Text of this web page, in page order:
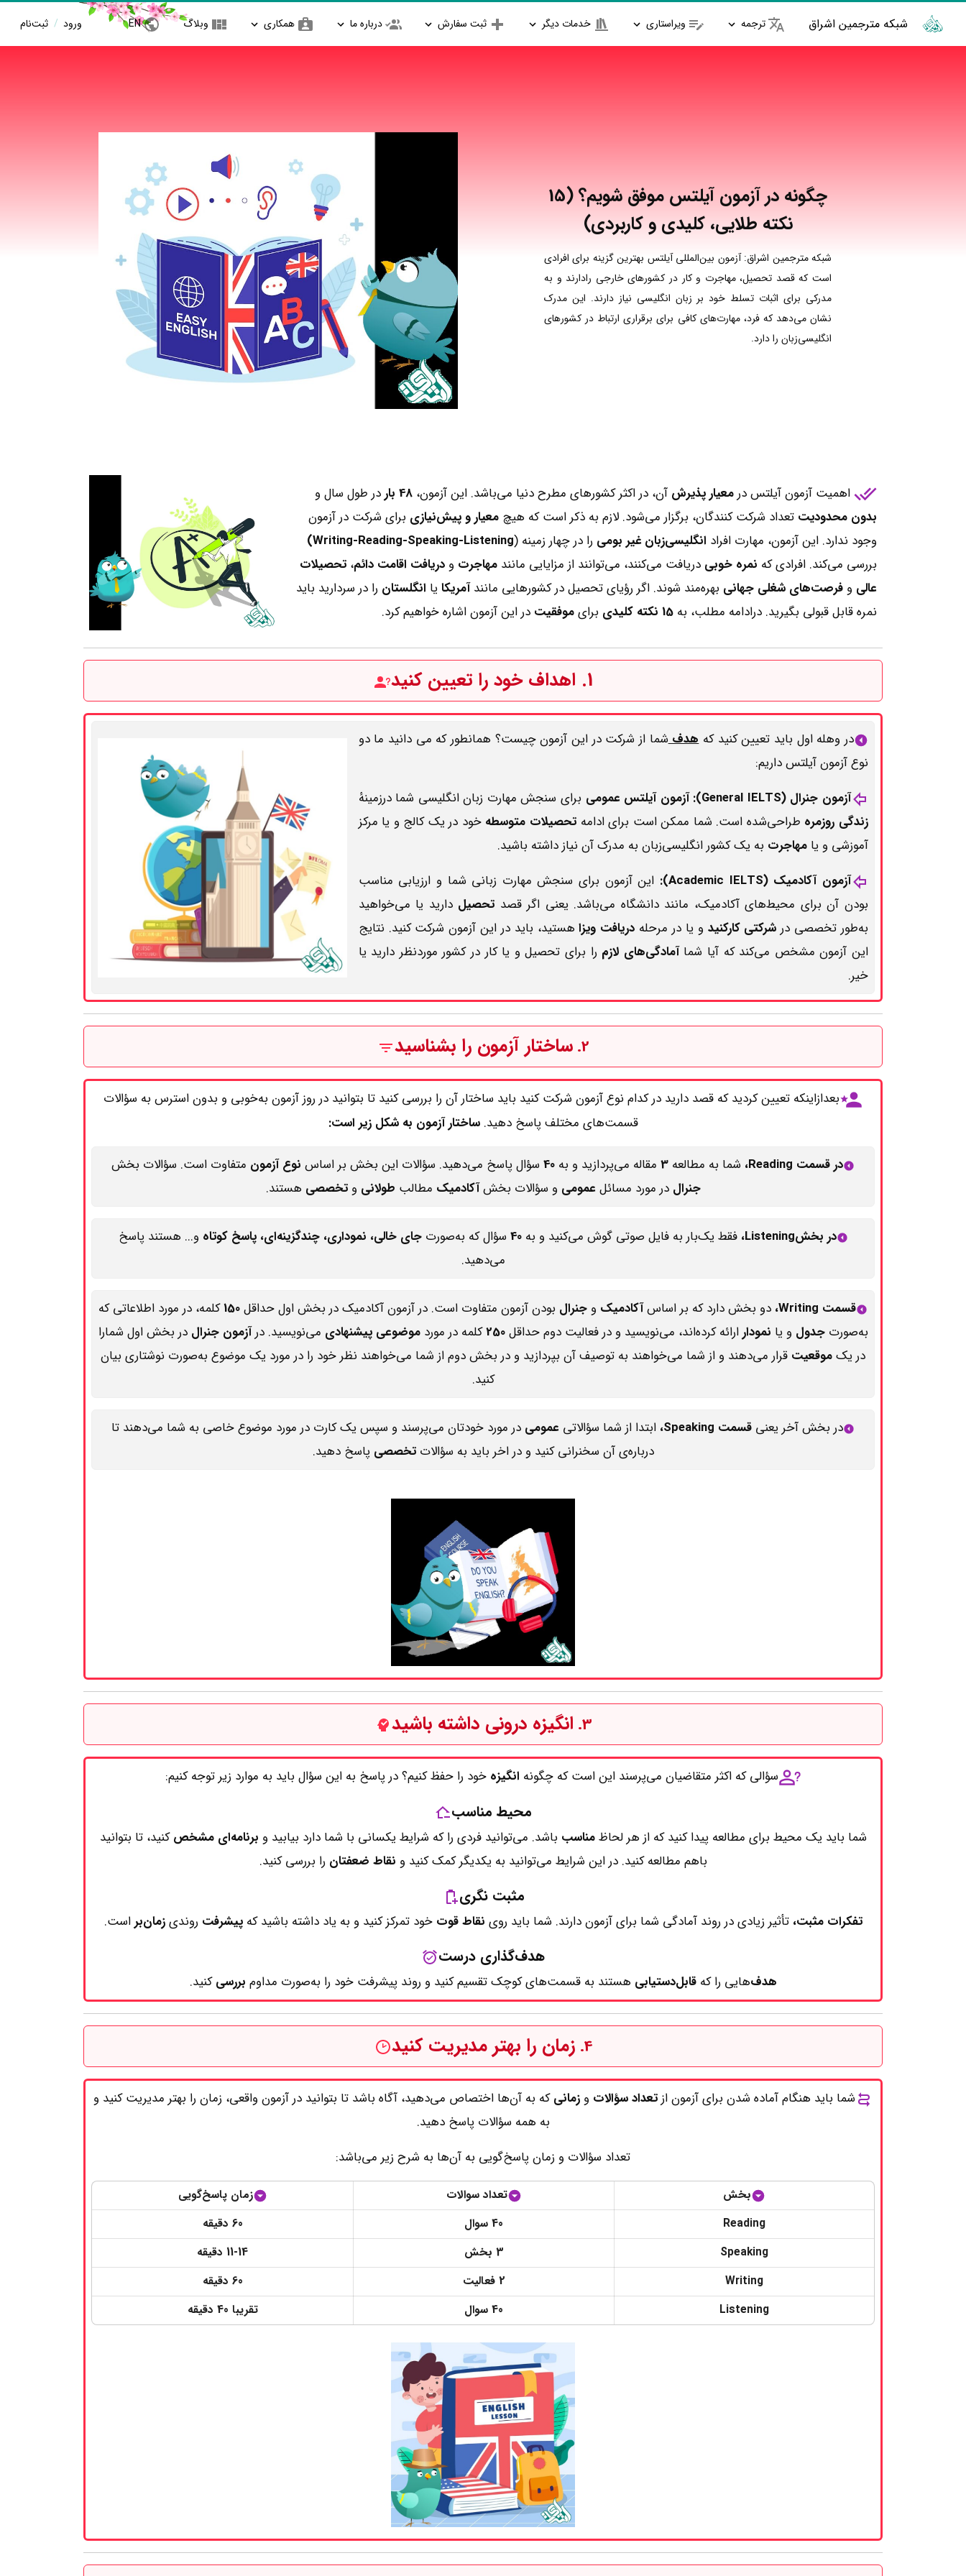
شبکه مترجمین اشراق ترجمه ویراستاری خدمات دیگر ثبت سفارش درباره ما همکاری وبلاگ EN ورود / ثبت‌نام
چگونه در آزمون آیلتس موفق شویم؟ (15
نکته طلایی، کلیدی و کاربردی)
شبکه مترجمین اشراق: آزمون بین‌المللی آیلتس بهترین گزینه برای افرادی
است که قصد تحصیل، مهاجرت و کار در کشورهای خارجی رادارند و به
مدرکی برای اثبات تسلط خود بر زبان انگلیسی نیاز دارند. این مدرک
نشان می‌دهد که فرد، مهارت‌های کافی برای برقراری ارتباط در کشورهای
انگلیسی‌زبان را دارد.
اهمیت آزمون آیلتس درمعیار پذیرش آن، در اکثر کشورهای مطرح دنیا می‌باشد. این آزمون،
در طول سال و
بدون محدودیت تعداد شرکت کنندگان، برگزار می‌شود. لازم به ذکر است که هیچ معیار و پیش‌نیازی برای شرکت در آزمون
وجود ندارد. این آزمون، مهارت افراد انگلیسی‌زبان غیر بومی را در چهار زمینه (Writing-Reading-Speaking-Listening)
بررسی می‌کند. افرادی که نمره خوبی دریافت می‌کنند، می‌توانند از مزایایی مانند مهاجرت و دریافت اقامت دائم، تحصیلات
عالی و فرصت‌های شغلی جهانی بهره‌مند شوند. اگر رؤیای تحصیل در کشورهایی مانندآمریکا یا انگلستان را در سردارید باید
نمره قابل قبولی بگیرید. درادامه مطلب، به 15 نکته کلید ی برایموفقیت در این آزمون اشاره خواهیم کرد.
1. اهداف خود را تعیین کنید
در وهله اول باید تعیین کنید کههدفشما از شرکت در این آزمون چیست؟ همانطور که می دانید ما دو
نوع آزمون آیلتس داریم:
آزمون جنرال (General IELTS):
آزمون آیلتس عمومی برای سنجش مهارت زبان انگلیسی شما درزمینهٔ
زندگی روزمره طراحی‌شده است. شما ممکن است برای ادامه تحصیلات متوسطهخود در یک کالج و یا مرکز
آموزشی و یامهاجرت به یک کشور انگلیسی‌زبان به مدرک آن نیاز داشته باشید.
آزمون آکادمیک (Academic IELTS):
این آزمون برای سنجش مهارت زبانی شما و ارزیابی مناسب
بودن آن برای محیط‌های آکادمیک، مانند دانشگاه می‌باشد. یعنی اگر قصد تحصیل‌دارید یا می‌خواهید
به‌طور تخصصی درشرکتی کارکنید و یا در مرحله دریافت ویزاهستید، باید در این آزمون شرکت کنید. نتایج
این آزمون مشخص می‌کند که آیا شما آمادگی‌های لازم را برای تحصیل و یا کار در کشور موردنظر دارید یا
خیر.
2. ساختار آزمون را بشناسید
بعدازاینکه تعیین کردید که قصد دارید در کدام نوع آزمون شرکت کنید باید ساختار آن را بررسی کنید تا بتوانید در روز آزمون به‌خوبی و بدون استرس به سؤالات
قسمت‌های مختلف پاسخ دهید.ساختار آزمون به شکل زیر است:
در قسمت Reading، شما به مطالعه 3 مقاله می‌پردازید و به 40 سؤال پاسخ می‌دهید. سؤالات این بخش بر اساس نوع آزمون متفاوت است. سؤالات بخش
جنرالدر مورد مسائل عمومی و سؤالات بخشآکادمیک مطالب طولانی وتخصصی هستند.
در بخشListening، فقط یک‌بار به فایل صوتی گوش می‌کنید و به40 سؤال که به‌صورت جای خالی، نموداری، چندگزینه‌ای، پاسخ کوتاه و... هستند پاسخ
می‌دهید.
قسمت Writing، دو بخش دارد که بر اساسآکادمیک و جنرال بودن آزمون متفاوت است. در آزمون آکادمیک در بخش اول حداقل150کلمه، در مورد اطلاعاتی که
به‌صورتجدول و یا نمودارارائه کرده‌اند، می‌نویسید و در فعالیت دوم حداقل250 کلمه در مورد موضوعی پیشنهادی می‌نویسید. درآزمون جنرال در بخش اول شمارا
در یکموقعیت قرار می‌دهند و از شما می‌خواهند به توصیف آن بپردازید و در بخش دوم از شما می‌خواهند نظر خود را در مورد یک موضوع به‌صورت نوشتاری بیان
کنید.
در بخش آخر یعنی قسمت Speaking، ابتدا از شما سؤالاتی عمومی در مورد خودتان می‌پرسند و سپس یک کارت در مورد موضوع خاصی به شما می‌دهند تا
درباره‌ی آن سخنرانی کنید و در اخر باید به سؤالاتتخصصی پاسخ دهید.
3. انگیزه درونی داشته باشید
سؤالی که اکثر متقاضیان می‌پرسند این است که چگونه انگیزهخود را حفظ کنیم؟ در پاسخ به این سؤال باید به موارد زیر توجه کنیم:
محیط مناسب
شما باید یک محیط برای مطالعه پیدا کنید که از هر لحاظمناسب باشد. می‌توانید فردی را که شرایط یکسانی با شما دارد بیابید و برنامه‌ای مشخصکنید، تا بتوانید
باهم مطالعه کنید. در این شرایط می‌توانید به یکدیگر کمک کنید و نقاط ضعفتان را بررسی کنید.
مثبت نگری
تفکرات مثبت،تأثیر زیادی در روند آمادگی شما برای آزمون دارند. شما باید روی نقاط قوت خود تمرکز کنید و به یاد داشته باشید کهپیشرفت روندیزمان‌براست.
هدف‌گذاری درست
هدف‌هایی را کهقابل‌دستیابی هستند به قسمت‌های کوچک تقسیم کنید و روند پیشرفت خود را به‌صورت مداوم بررسیکنید.
4. زمان را بهتر مدیریت کنید
شما باید هنگام آماده شدن برای آزمون ازتعداد سؤالات و زمانیکه به آن‌ها اختصاص می‌دهید، آگاه باشد تا بتوانید در آزمون واقعی، زمان را بهتر مدیریت کنید و
به همه سؤالات پاسخ دهید.
تعداد سؤالات و زمان پاسخ‌گویی به آن‌ها به شرح زیر می‌باشد:
بخش تعداد سوالات
زمان پاسخ‌گویی
Reading
40 سوال
60 دقیقه
Speaking
3 بخش
11-14 دقیقه
Writing
2 فعالیت
60 دقیقه
Listening
40 سوال تقریبا 40 دقیقه